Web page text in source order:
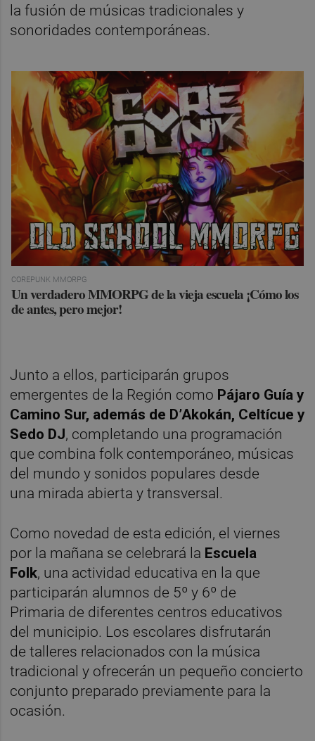
la fusión de músicas tradicionales y
sonoridades contemporáneas.
COREPUNK MMORPG
Un verdadero MMORPG de la vieja escuela ¡Cómo los
de antes, pero mejor!
Junto a ellos, participarán grupos
emergentes de la Región como Pájaro Guía y
Camino Sur, además de D’Akokán, Celtícue y
Sedo DJ, completando una programación
que combina folk contemporáneo, músicas
del mundo y sonidos populares desde
una mirada abierta y transversal.
Como novedad de esta edición, el viernes
por la mañana se celebrará la Escuela
Folk, una actividad educativa en la que
participarán alumnos de 5º y 6º de
Primaria de diferentes centros educativos
del municipio. Los escolares disfrutarán
de talleres relacionados con la música
tradicional y ofrecerán un pequeño concierto
conjunto preparado previamente para la
ocasión.